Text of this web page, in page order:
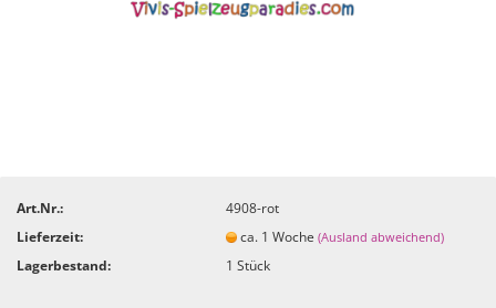
Art.Nr.:
4908-rot
Lieferzeit:
ca. 1 Woche(Ausland abweichend)
Lagerbestand: 1Stück